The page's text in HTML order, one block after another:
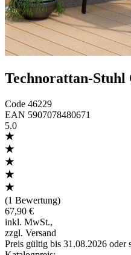
Technorattan-Stuhl
Code 46229
EAN 5907078480671
5.0
(1 Bewertung)
67,90 €
inkl. MwSt.,
zzgl. Versand
Preis gültig bis 31.08.2026 oder